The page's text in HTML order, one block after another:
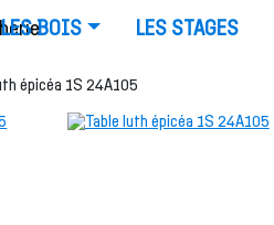
LES BOIS LES STAGES